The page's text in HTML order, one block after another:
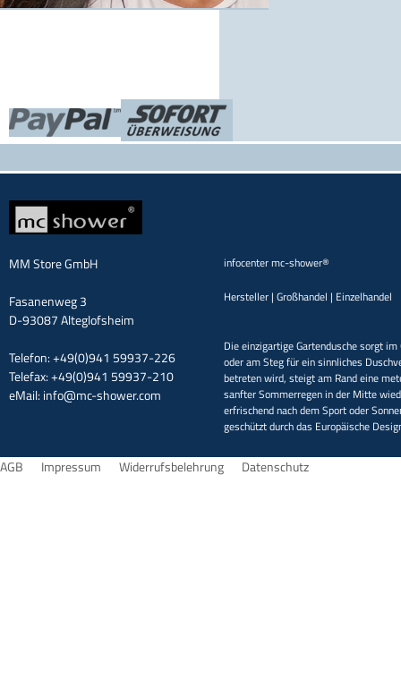
MM Store GmbH
Fasanenweg 3
D-93087 Alteglofsheim
Telefon: +49(0)941 59937-226
Telefax: +49(0)941 59937-210
eMail: info@mc-shower.com
infocenter mc-shower®
Hersteller | Großhandel | Einzelhandel
Die einzigartige Gartendusche sorgt
oder am Steg für ein sinnliches
betreten wird, steigt am Rand eine
sanfter Sommerregen in der Mitte
erfrischend nach dem Sport oder
geschützt durch das Europäische
AGB Impressum Widerrufsbelehrung Datenschutz